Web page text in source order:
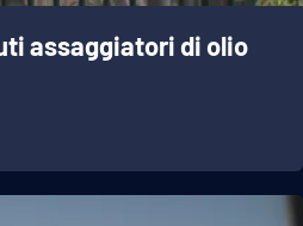
assaggiatori di olio